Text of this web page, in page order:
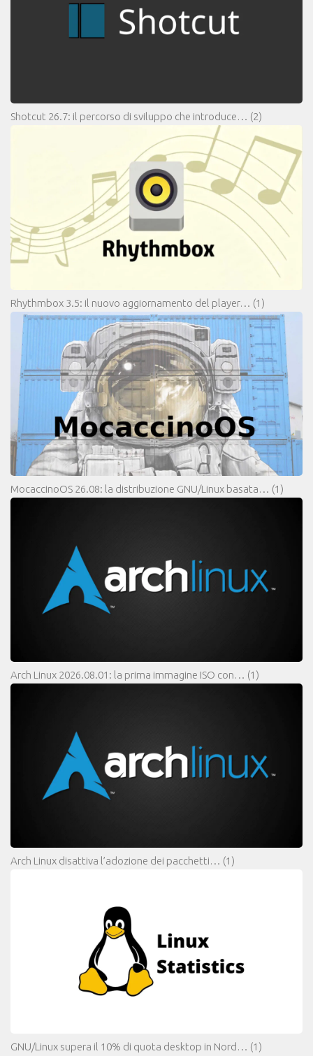
Shotcut 26.7: il percorso di sviluppo che introduce… (2)
Rhythmbox 3.5: il nuovo aggiornamento del player… (1)
MocaccinoOS 26.08: la distribuzione GNU/Linux basata… (1)
Arch Linux 2026.08.01: la prima immagine ISO con… (1)
Arch Linux disattiva l’adozione dei pacchetti… (1)
GNU/Linux supera il 10% di quota desktop in Nord… (1)